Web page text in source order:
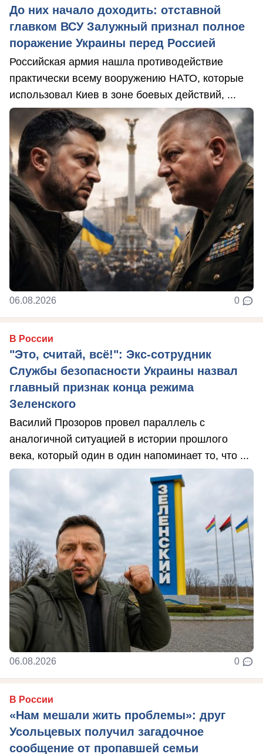
До них начало доходить: отставной
главком ВСУ Залужный признал полное
поражение Украины перед Россией
Российская армия нашла противодействие
практически всему вооружению НАТО, которые
использовал Киев в зоне боевых действий, ...
06.08.2026 0
В России
"Это, считай, всё!": Экс-сотрудник
Службы безопасности Украины назвал
главный признак конца режима
Зеленского
Василий Прозоров провел параллель с
аналогичной ситуацией в истории прошлого
века, который один в один напоминает то, что ...
06.08.2026 0
В России
«Нам мешали жить проблемы»: друг
Усольцевых получил загадочное
сообщение от пропавшей семьи